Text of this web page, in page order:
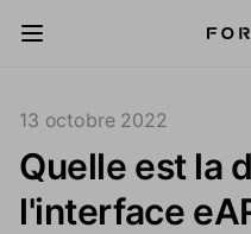
TV laser UST
13 octobre 2022
Quelle est la
l'interface